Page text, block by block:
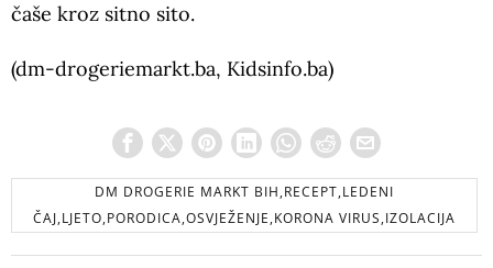
čaše kroz sitno sito.
(dm-drogeriemarkt.ba, Kidsinfo.ba)
DM DROGERIE MARKT BIH,RECEPT,LEDENI
ČAJ,LJETO,PORODICA,OSVJEŽENJE,KORONA VIRUS,IZOLACIJA